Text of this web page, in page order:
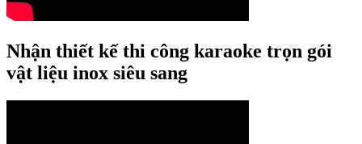
Nhận thiết kế thi công karaoke trọn gói
vật liệu inox siêu sang